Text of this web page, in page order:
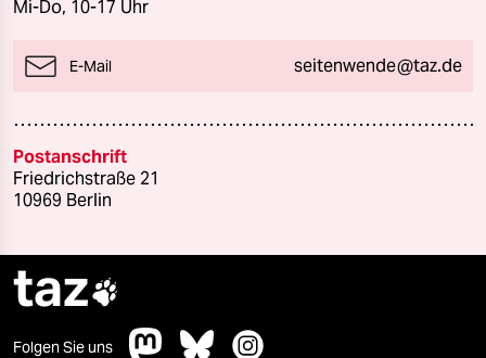
Mi-Do, 10-17 Uhr
E-Mail seitenwende@taz.de
Postanschrift
Friedrichstraße 21
10969 Berlin
taz
Folgen Sie uns